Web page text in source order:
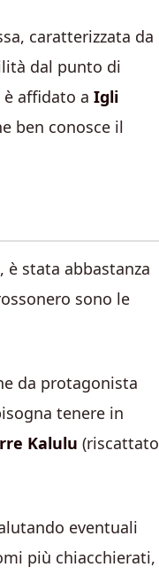
caratterizzata da
dal punto di
affidato a Igli
ben conosce il
è stata abbastanza
sono le
da protagonista
tenere in
Kalulu (riscattato
eventuali
più chiacchierati,